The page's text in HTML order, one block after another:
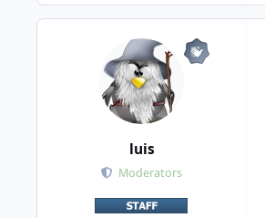
luis
Moderators